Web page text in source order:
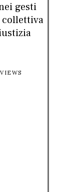
gesti
collettiva